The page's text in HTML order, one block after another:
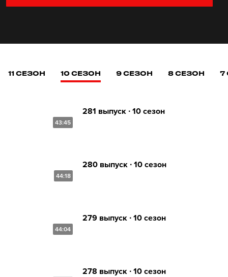
11 СЕЗОН 10 СЕЗОН 9 СЕЗОН 8 СЕЗОН 7
43:45
281 выпуск ∙ 10 сезон
44:18
280 выпуск ∙ 10 сезон
44:04
279 выпуск ∙ 10 сезон
278 выпуск ∙ 10 сезон